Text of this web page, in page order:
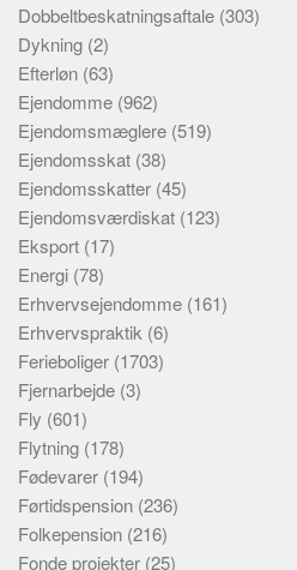
Dobbeltbeskatningsaftale (303)
Dykning (2)
Efterløn (63)
Ejendomme (962)
Ejendomsmæglere (519)
Ejendomsskat (38)
Ejendomsskatter (45)
Ejendomsværdiskat (123)
Eksport (17)
Energi (78)
Erhvervsejendomme (161)
Erhvervspraktik (6)
Ferieboliger (1703)
Fjernarbejde (3)
Fly (601)
Flytning (178)
Fødevarer (194)
Førtidspension (236)
Folkepension (216)
Fonde projekter (25)